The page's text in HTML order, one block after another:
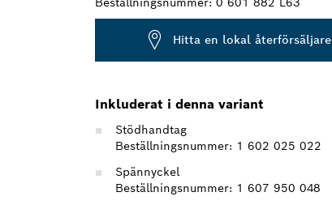
Hitta en lokal återförsäljare
Inkluderat i denna variant
Stödhandtag
Beställningsnummer: 1 602 025 022
Spännyckel
Beställningsnummer: 1 607 950 048